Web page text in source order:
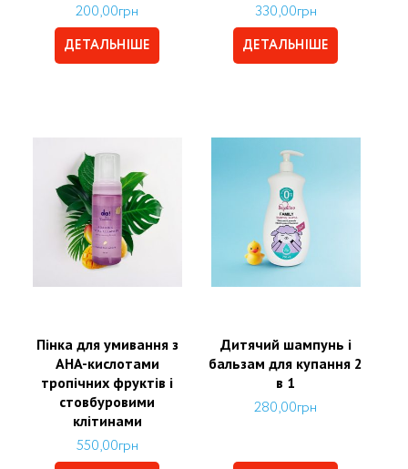
200,00грн
ДЕТАЛЬНІШЕ
330,00грн
ДЕТАЛЬНІШЕ
Пінка для умивання з
AHA-кислотами
тропічних фруктів і
стовбуровими
клітинами
550,00грн
Дитячий шампунь і
бальзам для купання 2
в 1
280,00грн